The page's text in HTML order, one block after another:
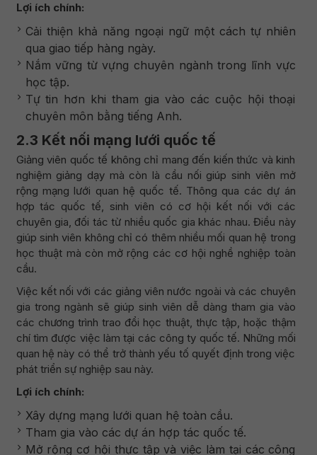
Lợi ích chính:
Cải thiện khả năng ngoại ngữ một cách tự nhiên
qua giao tiếp hàng ngày.
Nắm vững từ vựng chuyên ngành trong lĩnh vực
học tập.
Tự tin hơn khi tham gia vào các cuộc hội thoại
chuyên môn bằng tiếng Anh.
2.3 Kết nối mạng lưới quốc tế
Giảng viên quốc tế không chỉ mang đến kiến thức và kinh
nghiệm giảng dạy mà còn là cầu nối giúp sinh viên mở
rộng mạng lưới quan hệ quốc tế. Thông qua các dự án
hợp tác quốc tế, sinh viên có cơ hội kết nối với các
chuyên gia, đối tác từ nhiều quốc gia khác nhau. Điều này
giúp sinh viên không chỉ có thêm nhiều mối quan hệ trong
học thuật mà còn mở rộng các cơ hội nghề nghiệp toàn
cầu.
Việc kết nối với các giảng viên nước ngoài và các chuyên
gia trong ngành sẽ giúp sinh viên dễ dàng tham gia vào
các chương trình trao đổi học thuật, thực tập, hoặc thậm
chí tìm được việc làm tại các công ty quốc tế. Những mối
quan hệ này có thể trở thành yếu tố quyết định trong việc
phát triển sự nghiệp sau này.
Lợi ích chính:
Xây dựng mạng lưới quan hệ toàn cầu.
Tham gia vào các dự án hợp tác quốc tế.
Mở rộng cơ hội thực tập và việc làm tại các công